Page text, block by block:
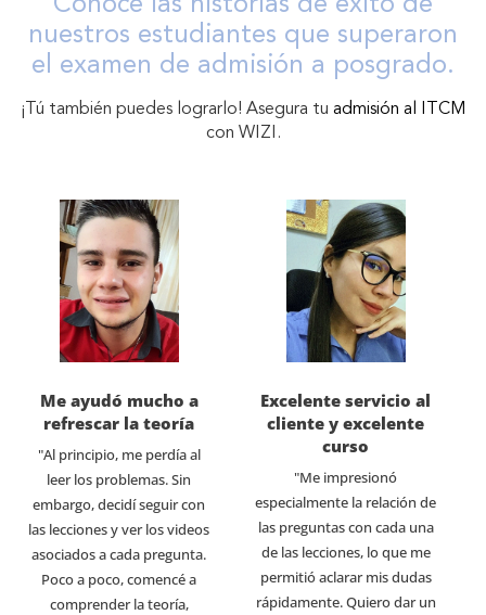
Conoce las historias de éxito de
nuestros estudiantes que superaron
el examen de admisión a posgrado.
¡Tú también puedes lograrlo! Asegura tu admisión al ITCM
con WIZI.
Me ayudó mucho a
refrescar la teoría
"Al principio, me perdía al
leer los problemas. Sin
embargo, decidí seguir con
las lecciones y ver los videos
asociados a cada pregunta.
Poco a poco, comencé a
comprender la teoría,
Excelente servicio al
cliente y excelente
curso
"Me impresionó
especialmente la relación de
las preguntas con cada una
de las lecciones, lo que me
permitió aclarar mis dudas
rápidamente. Quiero dar un